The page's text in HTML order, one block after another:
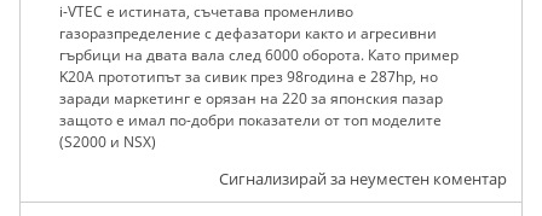
i-VTEC е истината, съчетава променливо
газоразпределение с дефазатори както и агресивни
гърбици на двата вала след 6000 оборота. Като пример
K20A прототипът за сивик през 98година е 287hp, но
заради маркетинг е орязан на 220 за японския пазар
защото е имал по-добри показатели от топ моделите
(S2000 и NSX)
Сигнализирай за неуместен коментар